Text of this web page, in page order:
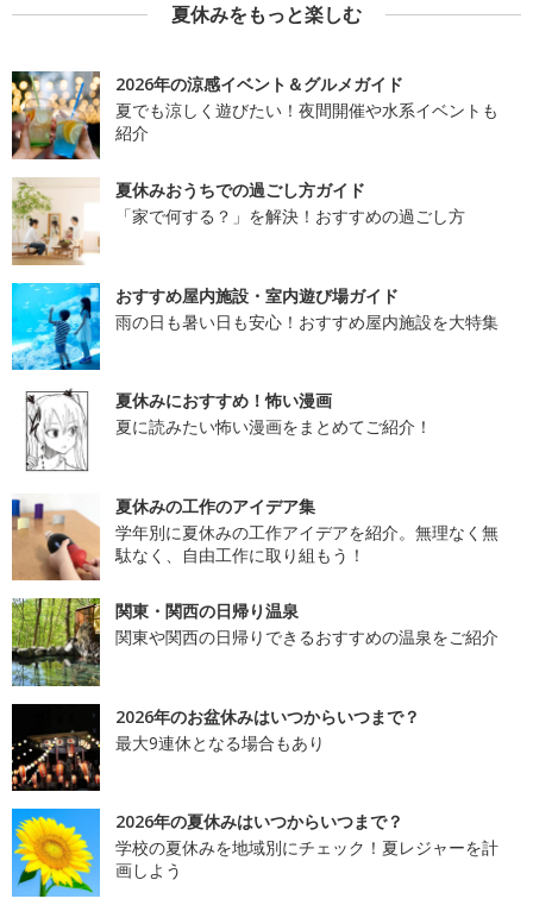
夏休みをもっと楽しむ
2026年の涼感イベント＆グルメガイド
夏でも涼しく遊びたい！夜間開催や水系イベントも
紹介
夏休みおうちでの過ごし方ガイド
「家で何する？」を解決！おすすめの過ごし方
おすすめ屋内施設・室内遊び場ガイド
雨の日も暑い日も安心！おすすめ屋内施設を大特集
夏休みにおすすめ！怖い漫画
夏に読みたい怖い漫画をまとめてご紹介！
夏休みの工作のアイデア集
学年別に夏休みの工作アイデアを紹介。無理なく無
駄なく、自由工作に取り組もう！
関東・関西の日帰り温泉
関東や関西の日帰りできるおすすめの温泉をご紹介
2026年のお盆休みはいつからいつまで？
最大9連休となる場合もあり
2026年の夏休みはいつからいつまで？
学校の夏休みを地域別にチェック！夏レジャーを計
画しよう